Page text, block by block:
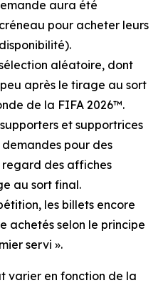
aura été
pour acheter leurs
aléatoire, dont
après le tirage au sort
de la FIFA 2026™.
et supportrices
pour des
regard des affiches
au sort final.
les billets encore
achetés selon le principe
servi ».
varier en fonction de la